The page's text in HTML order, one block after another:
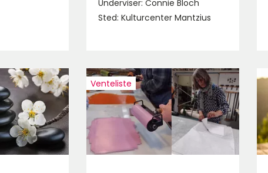
Underviser: Connie Bloch
Sted: Kulturcenter Mantzius
Venteliste